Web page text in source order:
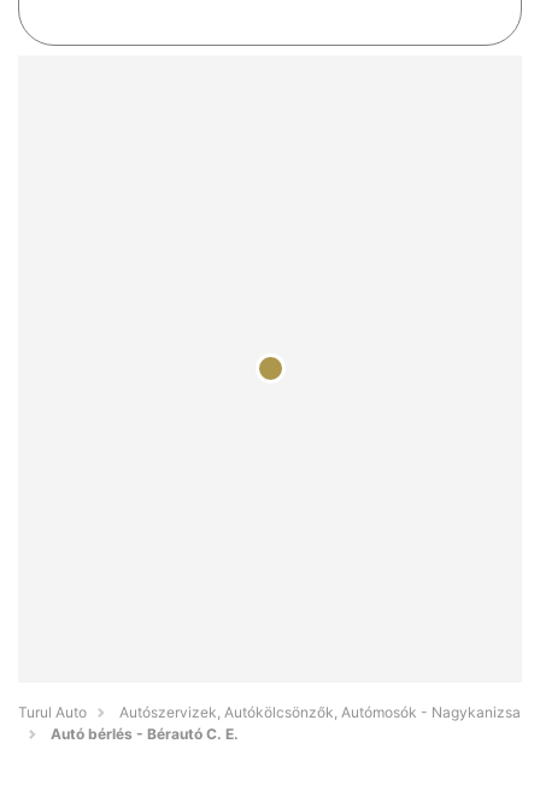
Turul Auto
Autószervizek, Autókölcsönzők, Autómosók - Nagykanizsa
Autó bérlés - Bérautó C. E.